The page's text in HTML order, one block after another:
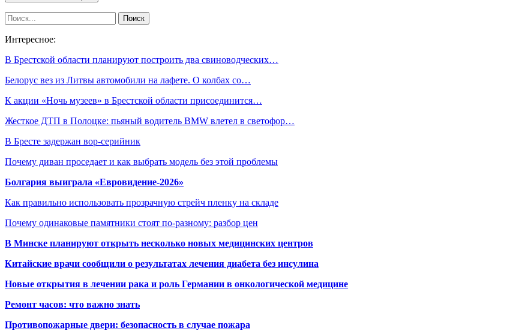
Интересное:
В Брестской области планируют построить два свиноводческих…
Белорус вез из Литвы автомобили на лафете. О колбах со…
К акции «Ночь музеев» в Брестской области присоединится…
Жесткое ДТП в Полоцке: пьяный водитель BMW влетел в светофор…
В Бресте задержан вор-серийник
Почему диван проседает и как выбрать модель без этой проблемы
Болгария выиграла «Евровидение-2026»
Как правильно использовать прозрачную стрейч пленку на складе
Почему одинаковые памятники стоят по-разному: разбор цен
В Минске планируют открыть несколько новых медицинских центров
Китайские врачи сообщили о результатах лечения диабета без инсулина
Новые открытия в лечении рака и роль Германии в онкологической медицине
Ремонт часов: что важно знать
Противопожарные двери: безопасность в случае пожара